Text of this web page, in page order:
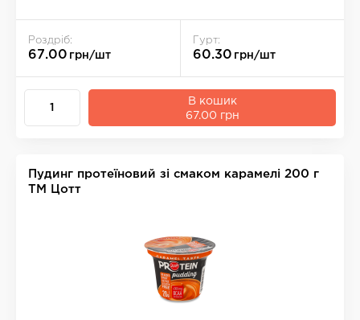
Роздріб:
67.00 грн/шт
Гурт:
60.30 грн/шт
В кошик
67.00 грн
Пудинг протеїновий зі смаком карамелі 200 г
ТМ Цотт